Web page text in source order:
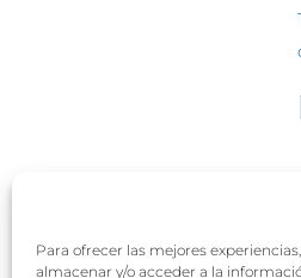
Para ofrecer las mejores
almacenar y/o acceder a la